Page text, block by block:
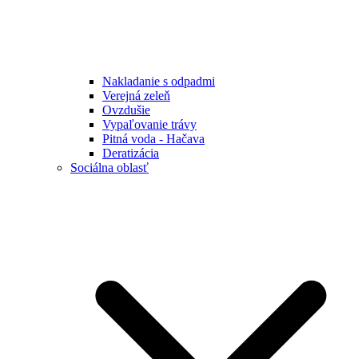
Nakladanie s odpadmi
Verejná zeleň
Ovzdušie
Vypaľovanie trávy
Pitná voda - Hačava
Deratizácia
Sociálna oblasť